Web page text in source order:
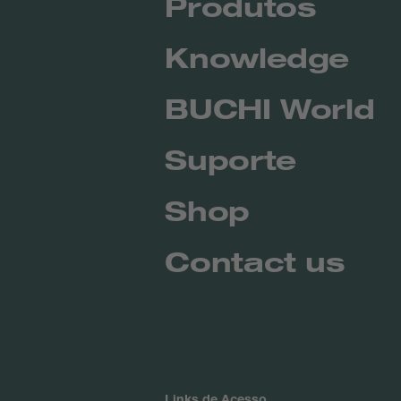
Knowledge
BUCHI World
Suporte
Shop
Contact us